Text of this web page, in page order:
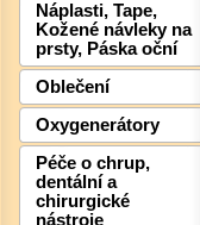
Náplasti, Tape,
Kožené návleky na
prsty, Páska oční
Oblečení
Oxygenerátory
Péče o chrup,
dentální a
chirurgické
nástroje